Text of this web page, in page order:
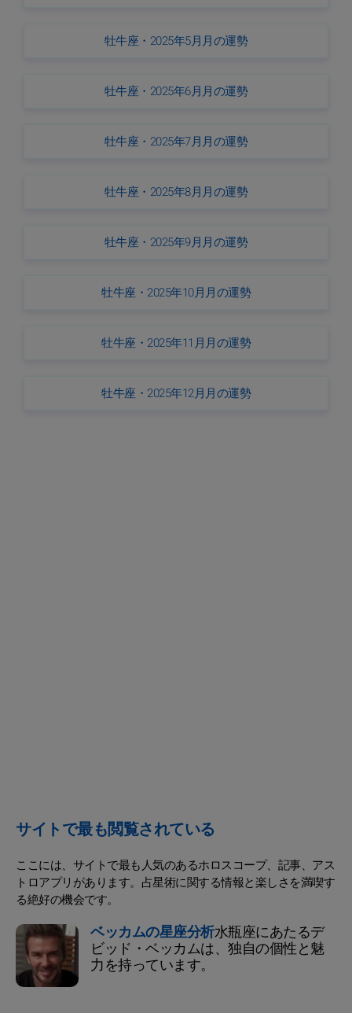
牡牛座・2025年5月月の運勢
牡牛座・2025年6月月の運勢
牡牛座・2025年7月月の運勢
牡牛座・2025年8月月の運勢
牡牛座・2025年9月月の運勢
牡牛座・2025年10月月の運勢
牡牛座・2025年11月月の運勢
牡牛座・2025年12月月の運勢
サイトで最も閲覧されている
ここには、サイトで最も人気のあるホロスコープ、記事、アス
トロアプリがあります。占星術に関する情報と楽しさを満喫す
る絶好の機会です。
ベッカムの星座分析水瓶座にあたるデ
ビッド・ベッカムは、独自の個性と魅
力を持っています。